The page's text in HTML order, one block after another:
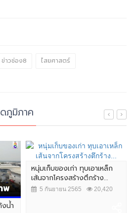
ข่าวช่อง8
ไสยศาสตร์
ภูมิภาค
น้ำ
หนุ่มเก็บของเก่า ทุบเอาเหล็ก
เส้นจากโครงสร้างตึกร้าง...
5 กันยายน 2565 20,420